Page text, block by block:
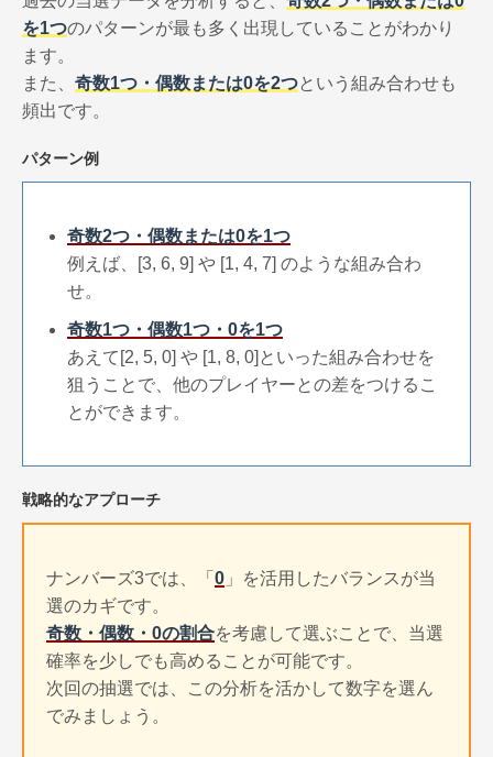
を1つのパターンが最も多く出現していることがわかり
ます。
また、 奇数1つ・偶数または0を2つという組み合わせも
頻出です。
パターン例
奇数2つ・偶数または0を1つ
例えば、[3, 6, 9] や [1, 4, 7] のような組み合わ
せ。
奇数1つ・偶数1つ・0を1つ
あえて[2, 5, 0] や [1, 8, 0]といった組み合わせを
狙うことで、他のプレイヤーとの差をつけるこ
とができます。
戦略的なアプローチ
ナンバーズ3では、「 0 」を活用したバランスが当
選のカギです。
奇数・偶数・0の割合を考慮して選ぶことで、当選
確率を少しでも高めることが可能です。
次回の抽選では、この分析を活かして数字を選ん
でみましょう。